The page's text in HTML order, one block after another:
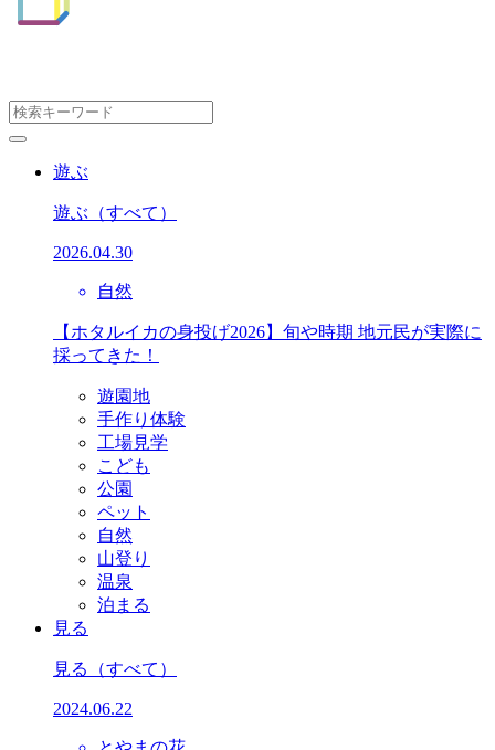
遊ぶ
遊ぶ （すべて）
2026.04.30
自然
【ホタルイカの身投げ2026】旬や時期 地元民が実際に
採ってきた！
遊園地
手作り体験
工場見学
こども
公園
ペット
自然
山登り
温泉
泊まる
見る
見る （すべて）
2024.06.22